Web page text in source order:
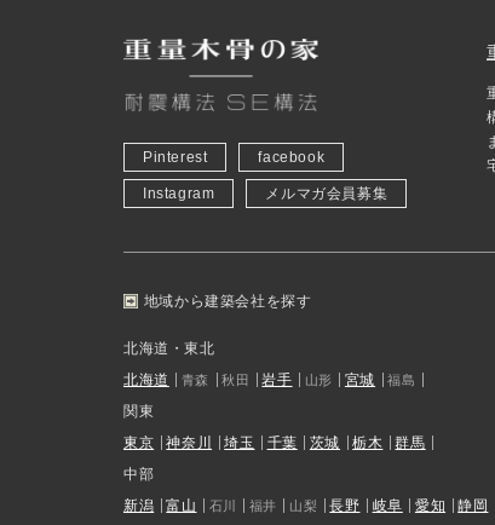
Pinterest facebook
Instagram メルマガ会員募集
地域から建築会社を探す
北海道・東北
北海道
青森 秋田 岩手 山形 宮城 福島
関東
東京
神奈川 埼玉 千葉 茨城 栃木
群馬
中部
新潟
富山 石川 福井 山梨 長野 岐阜 愛知 静岡